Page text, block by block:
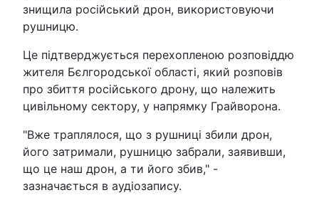
знищила російський дрон, використовуючи
рушницю.
Це підтверджується перехопленою розповіддю
жителя Бєлгородської області, який розповів
про збиття російського дрону, що належить
цивільному сектору, у напрямку Грайворона.
"Вже траплялося, що з рушниці збили дрон,
його затримали, рушницю забрали, заявивши,
що це наш дрон, а ти його збив," -
зазначається в аудіозапису.